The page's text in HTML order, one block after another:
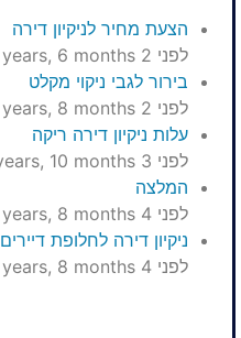
הצעת מחיר לניקיון דירה
לפני 2 years, 6 months
בירור לגבי ניקוי מקלט
לפני 2 years, 8 months
עלות ניקיון דירה ריקה
לפני 3 years, 10 months
המלצה
לפני 4 years, 8 months
ניקיון דירה לחלופת דיירים
לפני 4 years, 8 months